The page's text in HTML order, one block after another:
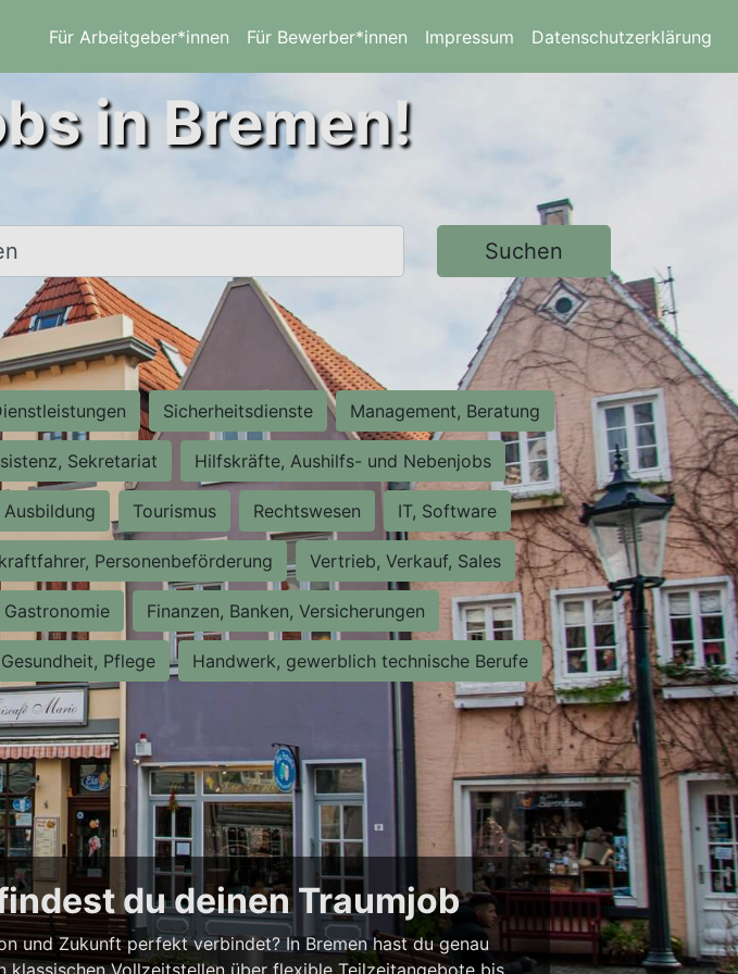
Für Arbeitgeber*innen Für Bewerber*innen Impressum Datenschutzerklärung
in Bremen!
Suchen
Sicherheitsdienste Management, Beratung
Sekretariat Hilfskräfte, Aushilfs- und Nebenjobs
Tourismus Rechtswesen IT, Software
Personenbeförderung Vertrieb, Verkauf, Sales
Gastronomie Finanzen, Banken, Versicherungen
Pflege Handwerk, gewerblich technische Berufe
du deinen Traumjob
und Zukunft perfekt verbindet? In Bremen hast du genau